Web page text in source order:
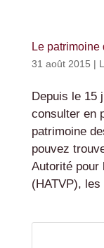
Le patrimoine
31 août 2015 |
Depuis le 15
consulter en
patrimoine
pouvez
Autorité pour
(HATVP),